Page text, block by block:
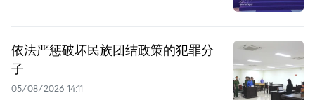
依法严惩破坏民族团结政策的犯罪分
子
05/08/2026 14:11